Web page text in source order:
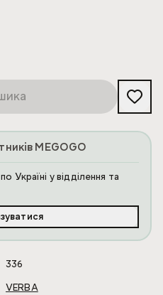
MEGOGO
Україні у відділення та
336
VERBA